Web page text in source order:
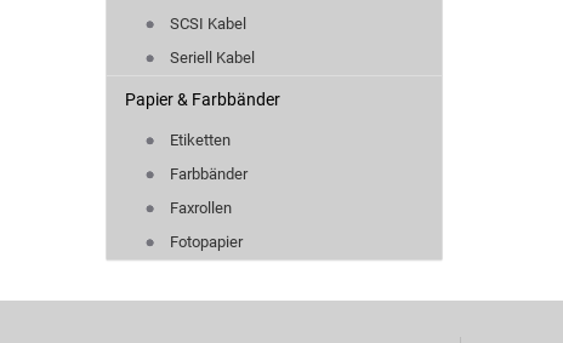
SCSI Kabel
Seriell Kabel
Papier & Farbbänder
Etiketten
Farbbänder
Faxrollen
Fotopapier